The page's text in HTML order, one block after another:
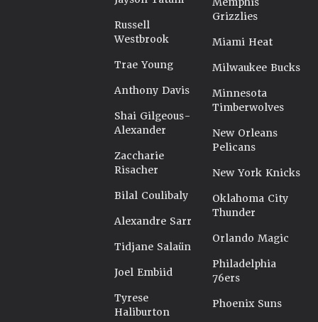
Russell
Westbrook
Trae Young
Anthony Davis
Shai Gilgeous-
Alexander
Zaccharie
Risacher
Bilal Coulibaly
Alexandre Sarr
Tidjane Salaün
Joel Embiid
Tyrese
Haliburton
Grizzlies
Miami Heat
Milwaukee Bucks
Minnesota
Timberwolves
New Orleans
Pelicans
New York Knicks
Oklahoma City
Thunder
Orlando Magic
Philadelphia
76ers
Phoenix Suns